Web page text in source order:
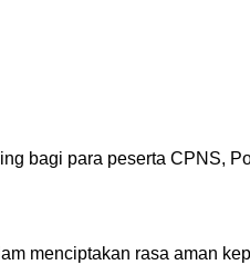
bagi para peserta CPNS,
menciptakan rasa aman